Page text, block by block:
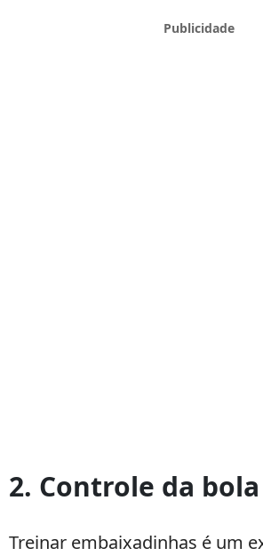
2. Controle da bola
Treinar embaixadinhas é um